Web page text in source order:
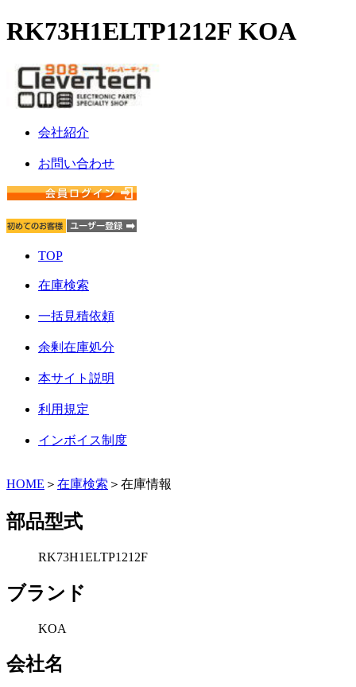
RK73H1ELTP1212F KOA
会社紹介
お問い合わせ
TOP
在庫検索
一括見積依頼
余剰在庫処分
本サイト説明
利用規定
インボイス制度
HOME ＞ 在庫検索 ＞在庫情報
部品型式
RK73H1ELTP1212F
ブランド
KOA
会社名